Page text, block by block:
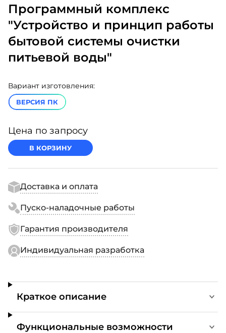
Программный комплекс
"Устройство и принцип работы
бытовой системы очистки
питьевой воды"
Вариант изготовления:
ВЕРСИЯ ПК
Цена по запросу
В КОРЗИНУ
Доставка и оплата
Пуско-наладочные работы
Гарантия производителя
Индивидуальная разработка
Краткое описание
Функциональные возможности